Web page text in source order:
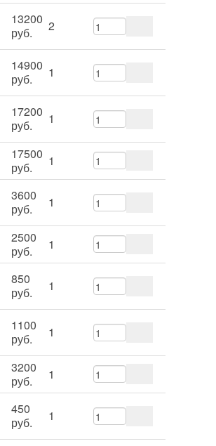
13200
руб.
2
14900
руб.
1
17200
руб.
1
17500
руб.
1
3600
руб.
1
2500
руб.
1
850
руб.
1
1100
руб.
1
3200
руб.
1
450
руб.
1